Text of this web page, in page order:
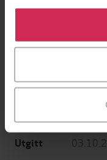
Klikk på «Godta
bruke cookies for
tilpasse ditt
Undertittel A
the
2018
Forfattere
Utgitt